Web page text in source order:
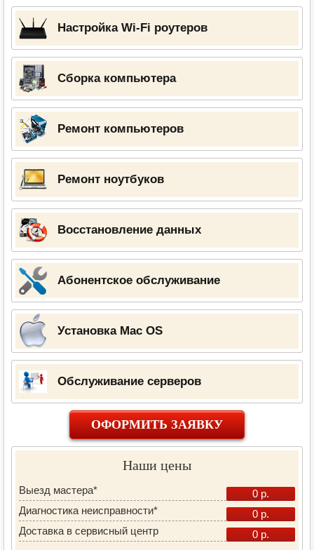
Настройка Wi-Fi роутеров
Сборка компьютера
Ремонт компьютеров
Ремонт ноутбуков
Восстановление данных
Абонентское обслуживание
Установка Mac OS
Обслуживание серверов
ОФОРМИТЬ ЗАЯВКУ
Наши цены
Выезд мастера*
0 р.
Диагностика неисправности*
0 р.
Доставка в сервисный центр
0 р.